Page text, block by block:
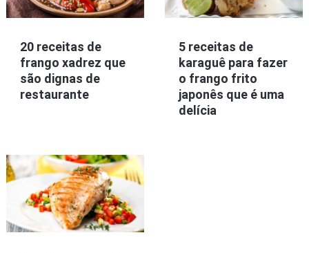
20 receitas de
frango xadrez que
são dignas de
restaurante
5 receitas de
karaguê para fazer
o frango frito
japonês que é uma
delícia